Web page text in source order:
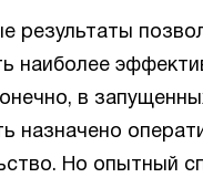
результаты
наиболее
в
назначено
Но опытный